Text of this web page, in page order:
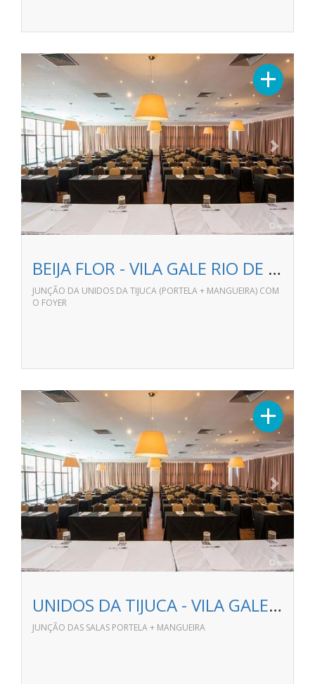
+
Previous Next
BEIJA FLOR - VILA GALE RIO DE JANEIRO
JUNÇÃO DA UNIDOS DA TIJUCA (PORTELA + MANGUEIRA) COM
O FOYER
+
Previous Next
UNIDOS DA TIJUCA - VILA GALE RIO DE JANEIRO
JUNÇÃO DAS SALAS PORTELA + MANGUEIRA